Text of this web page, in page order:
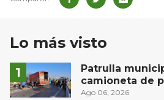
Lo más visto
Patrulla
camioneta de
en la autopista
Ago 06, 2026